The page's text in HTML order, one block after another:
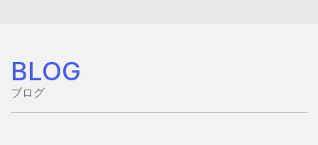
ブログ
BLOG